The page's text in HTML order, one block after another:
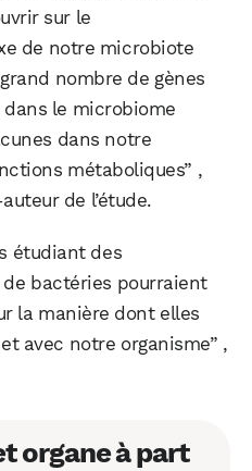
sur le
de notre microbiote
nombre de gènes
le microbiome
dans notre
métaboliques” ,
de l’étude.
étudiant des
de bactéries pourraient
la manière dont elles
avec notre organisme” ,
organe à part